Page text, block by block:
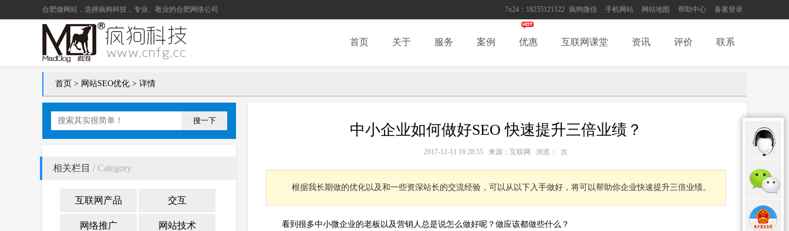
7x24：18255121122 疯狗微信 手机网站 网站地图 帮助中心 备案登录
合肥做网站 ，选择疯狗科技，专业、敬业的合肥网络公司
首页 关于 服务 案例 优惠 互联网课堂 资讯 评价 联系
首页 > 网站SEO优化 > 详情
搜一下
相关栏目 / Category
互联网产品 交互
网络推广 网站技术
中小企业如何做好SEO 快速提升三倍业绩？
2017-12-11 16:28:55 来源：互联网 浏览： 次
根据我长期做的优化以及和一些资深站长的交流经验，可以从以下入手做好，将可以帮助你企业快速提升三倍业绩。
看到很多中小微企业的老板以及营销人总是说怎么做好呢？做应该都做些什么？